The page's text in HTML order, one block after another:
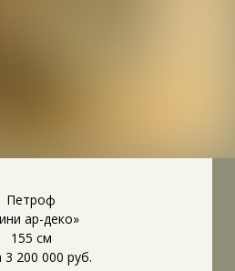
Петроф
ар-деко»
155 см
3 200 000 руб.